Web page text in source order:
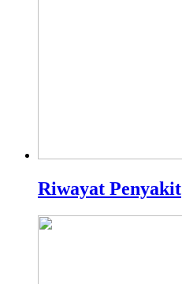
Riwayat Penyakit